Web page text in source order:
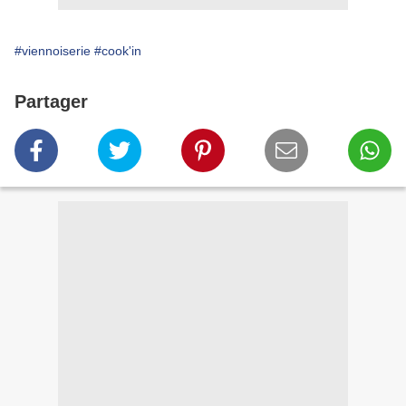
#viennoiserie #cook'in
Partager